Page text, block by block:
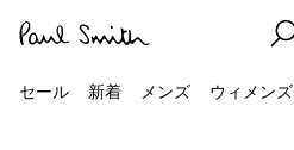
セール 新着 メンズ ウィメンズ